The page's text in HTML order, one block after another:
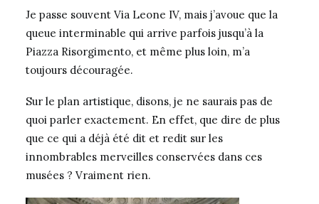
Je passe souvent Via Leone IV, mais j’avoue que la
queue interminable qui arrive parfois jusqu’à la
Piazza Risorgimento, et même plus loin, m’a
toujours découragée.
Sur le plan artistique, disons, je ne saurais pas de
quoi parler exactement. En effet, que dire de plus
que ce qui a déjà été dit et redit sur les
innombrables merveilles conservées dans ces
musées ? Vraiment rien.